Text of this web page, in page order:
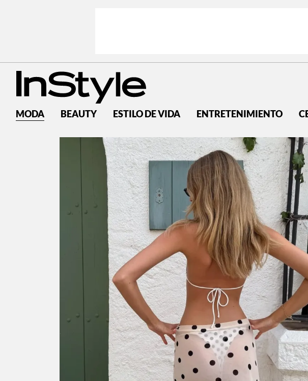
MODA BEAUTY ESTILO DE VIDA ENTRETENIMIENTO